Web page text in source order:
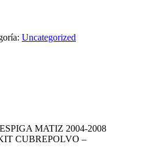
Uncategorized
MATIZ 2004-2008
CUBREPOLVO –